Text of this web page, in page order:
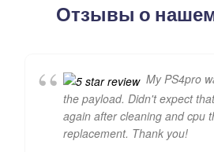
Отзывы о
My PS4pro
the payload. Didn't expect
again after cleaning and cpu
replacement. Thank you!